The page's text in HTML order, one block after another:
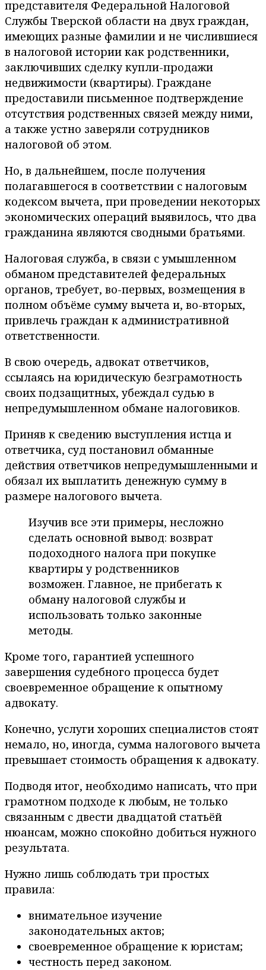
представителя Федеральной Налоговой
Службы Тверской области на двух граждан,
имеющих разные фамилии и не числившиеся
в налоговой истории как родственники,
заключивших сделку купли-продажи
недвижимости (квартиры). Граждане
предоставили письменное подтверждение
отсутствия родственных связей между ними,
а также устно заверяли сотрудников
налоговой об этом.
Но, в дальнейшем, после получения
полагавшегося в соответствии с налоговым
кодексом вычета, при проведении некоторых
экономических операций выявилось, что два
гражданина являются сводными братьями.
Налоговая служба, в связи с умышленном
обманом представителей федеральных
органов, требует, во-первых, возмещения в
полном объёме сумму вычета и, во-вторых,
привлечь граждан к административной
ответственности.
В свою очередь, адвокат ответчиков,
ссылаясь на юридическую безграмотность
своих подзащитных, убеждал судью в
непредумышленном обмане налоговиков.
Приняв к сведению выступления истца и
ответчика, суд постановил обманные
действия ответчиков непредумышленными и
обязал их выплатить денежную сумму в
размере налогового вычета.
Изучив все эти примеры, несложно
сделать основной вывод: возврат
подоходного налога при покупке
квартиры у родственников
возможен. Главное, не прибегать к
обману налоговой службы и
использовать только законные
методы.
Кроме того, гарантией успешного
завершения судебного процесса будет
своевременное обращение к опытному
адвокату.
Конечно, услуги хороших специалистов стоят
немало, но, иногда, сумма налогового вычета
превышает стоимость обращения к адвокату.
Подводя итог, необходимо написать, что при
грамотном подходе к любым, не только
связанным с двести двадцатой статьёй
нюансам, можно спокойно добиться нужного
результата.
Нужно лишь соблюдать три простых
правила:
внимательное изучение
законодательных актов;
своевременное обращение к юристам;
честность перед законом.